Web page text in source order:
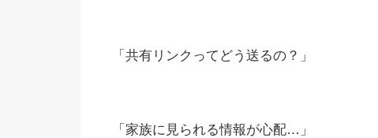
「共有リンクってどう送るの？」
「家族に見られる情報が心配…」